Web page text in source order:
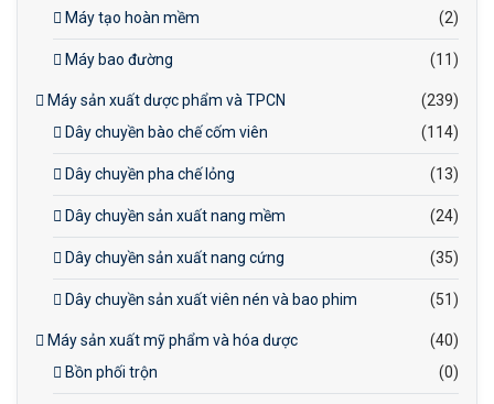
Máy tạo hoàn mềm (2)
Máy bao đường (11)
Máy sản xuất dược phẩm và TPCN
(239)
Dây chuyền bào chế cốm viên
(114)
Dây chuyền pha chế lỏng (13)
Dây chuyền sản xuất nang mềm (24)
Dây chuyền sản xuất nang cứng (35)
Dây chuyền sản xuất viên nén và bao phim (51)
Máy sản xuất mỹ phẩm và hóa dược
(40)
Bồn phối trộn
(0)